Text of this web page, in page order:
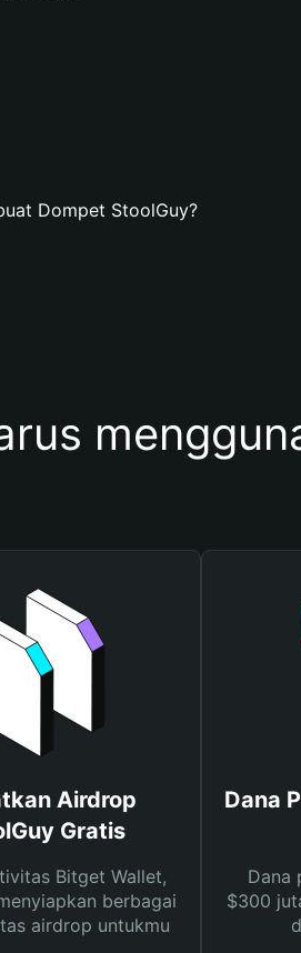
Dompet StoolGuy?
Airdrop
Gratis
Bitget Wallet,
berbagai
airdrop untukmu
Dana
Dana
$300